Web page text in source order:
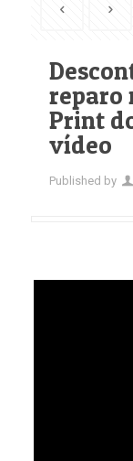
reparo
Print
vídeo
Published by